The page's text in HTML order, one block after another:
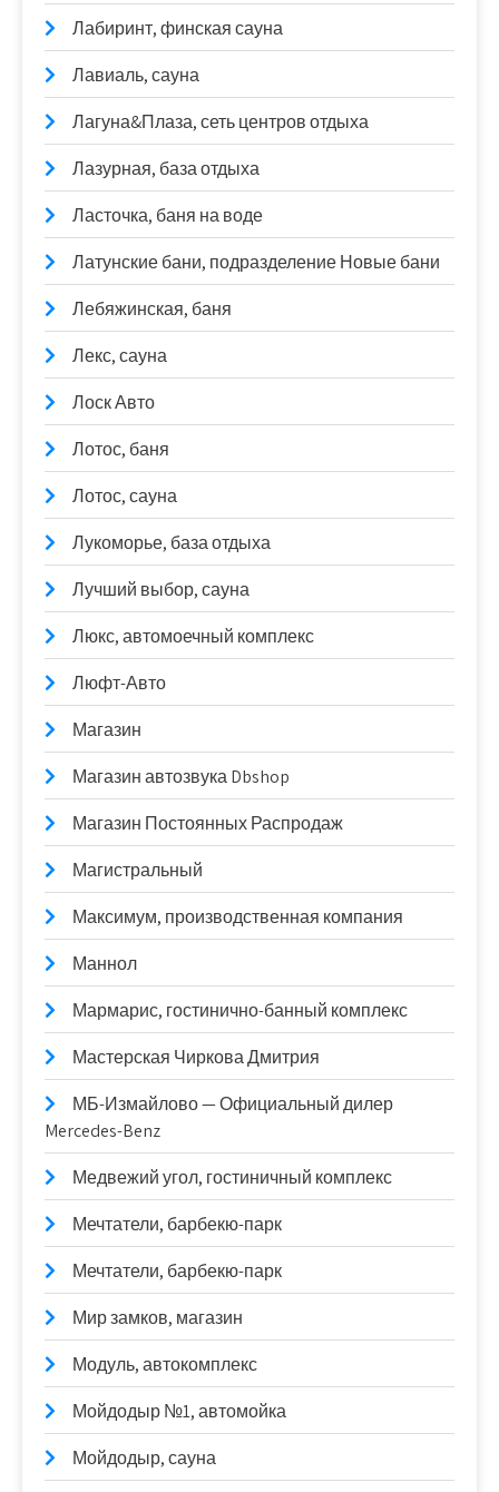
Лабиринт, финская сауна
Лавиаль, сауна
Лагуна&Плаза, сеть центров отдыха
Лазурная, база отдыха
Ласточка, баня на воде
Латунские бани, подразделение Новые бани
Лебяжинская, баня
Лекс, сауна
Лоск Авто
Лотос, баня
Лотос, сауна
Лукоморье, база отдыха
Лучший выбор, сауна
Люкс, автомоечный комплекс
Люфт-Авто
Магазин
Магазин автозвука Dbshop
Магазин Постоянных Распродаж
Магистральный
Максимум, производственная компания
Маннол
Мармарис, гостинично-банный комплекс
Мастерская Чиркова Дмитрия
МБ-Измайлово — Официальный дилер
Mercedes-Benz
Медвежий угол, гостиничный комплекс
Мечтатели, барбекю-парк
Мечтатели, барбекю-парк
Мир замков, магазин
Модуль, автокомплекс
Мойдодыр №1, автомойка
Мойдодыр, сауна